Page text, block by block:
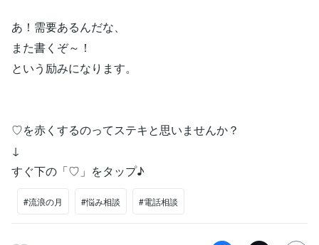
あ！需要あるんだな、
また書くぞ～！
という励みになります。
♡を赤くするのってステキと思いませんか？
↓
すぐ下の「♡」をタップ♪
#流浪の月 #悩み相談 #電話相談